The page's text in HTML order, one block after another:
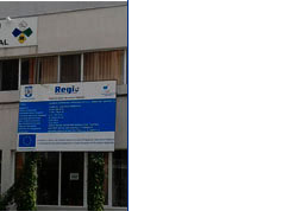
ci din toate
a se bucura de muzica
Ansamblului Folcloric
Apoi, rând pe rând,
și au încins atmosfera
Dinescu, Raoul, Lino
foc de artificii care a
cumulată de 1.128
accesibili şi amenajaţi
peşteră oscilează între 5 şi
de mare, între 85 şi 100%.